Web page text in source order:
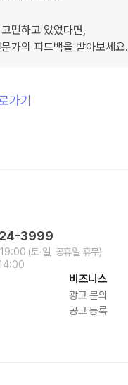
민하고 있었다면,
가의 피드백을 받아보세요.
가기
3999
(토∙일, 공휴일 휴무)
비즈니스
광고 문의
공고 등록